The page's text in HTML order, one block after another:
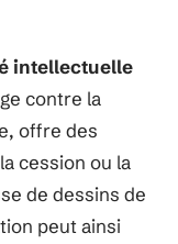
intellectuelle
contre la
offre des
cession ou la
de dessins de
peut ainsi